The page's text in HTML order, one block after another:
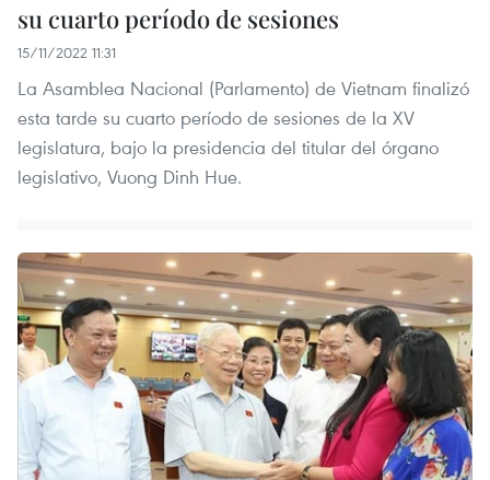
su cuarto período de sesiones
15/11/2022 11:31
La Asamblea Nacional (Parlamento) de Vietnam finalizó
esta tarde su cuarto período de sesiones de la XV
legislatura, bajo la presidencia del titular del órgano
legislativo, Vuong Dinh Hue.